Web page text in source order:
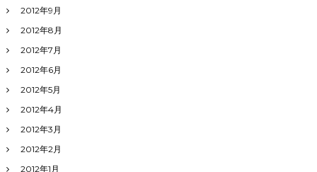
2012年9月
2012年8月
2012年7月
2012年6月
2012年5月
2012年4月
2012年3月
2012年2月
2012年1月